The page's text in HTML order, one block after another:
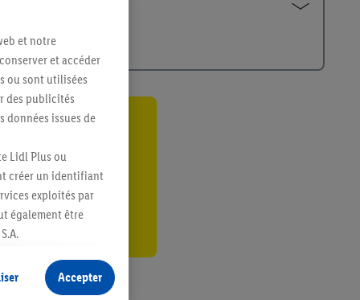
et notre
et accéder
ou sont utilisées
des publicités
données issues de
Lidl Plus ou
créer un identifiant
exploités par
également être
sans procéder à
terminaux ou
Accepter